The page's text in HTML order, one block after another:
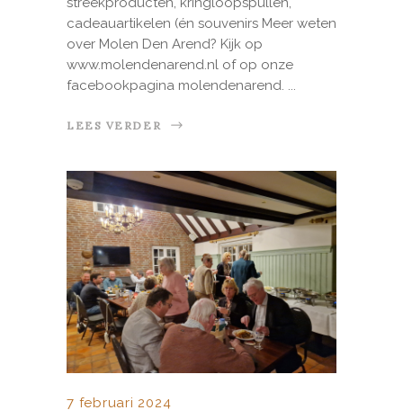
cadeauartikelen (én souvenirs Meer weten
over Molen Den Arend? Kijk op
www.molendenarend.nl of op onze
facebookpagina molendenarend.
LEES VERDER
7 februari 2024